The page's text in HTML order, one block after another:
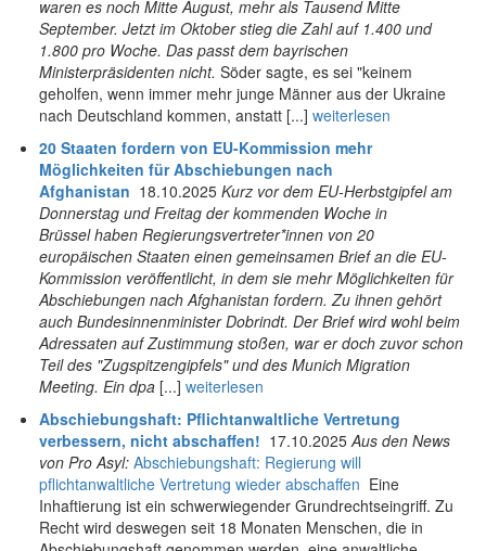
waren es noch Mitte August, mehr als Tausend Mitte
September. Jetzt im Oktober stieg die Zahl auf 1.400 und
1.800 pro Woche. Das passt dem bayrischen
Ministerpräsidenten nicht. Söder sagte, es sei "keinem
geholfen, wenn immer mehr junge Männer aus der Ukraine
nach Deutschland kommen, anstatt [...] weiterlesen
20 Staaten fordern von EU-Kommission mehr
Möglichkeiten für Abschiebungen nach
Afghanistan 18.10.2025 Kurz vor dem EU-Herbstgipfel am
Donnerstag und Freitag der kommenden Woche in
Brüssel haben Regierungsvertreter*innen von 20
europäischen Staaten einen gemeinsamen Brief an die EU-
Kommission veröffentlicht, in dem sie mehr Möglichkeiten für
Abschiebungen nach Afghanistan fordern. Zu ihnen gehört
auch Bundesinnenminister Dobrindt. Der Brief wird wohl beim
Adressaten auf Zustimmung stoßen, war er doch zuvor schon
Teil des "Zugspitzengipfels" und des Munich Migration
Meeting. Ein dpa [...] weiterlesen
Abschiebungshaft: Pflichtanwaltliche Vertretung
verbessern, nicht abschaffen! 17.10.2025Aus den News
von Pro Asyl: Abschiebungshaft: Regierung will
pflichtanwaltliche Vertretung wieder abschaffen Eine
Inhaftierung ist ein schwerwiegender Grundrechtseingriff. Zu
Recht wird deswegen seit 18 Monaten Menschen, die in